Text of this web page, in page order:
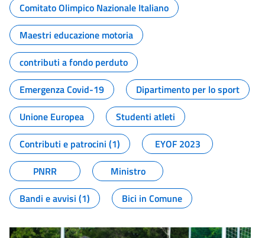
Comitato Olimpico Nazionale Italiano
Maestri educazione motoria
contributi a fondo perduto
Emergenza Covid-19
Dipartimento per lo sport
Unione Europea
Studenti atleti
Contributi e patrocini (1)
EYOF 2023
PNRR
Ministro
Bandi e avvisi (1)
Bici in Comune